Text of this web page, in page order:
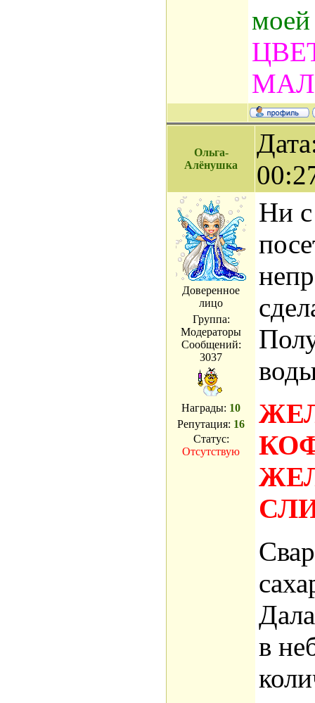
Ольга-
Алёнушка
Доверенное
лицо
Группа:
Модераторы
Сообщений:
3037
Награды: 10
Репутация: 16
Статус:
Отсутствую
Ни с
в